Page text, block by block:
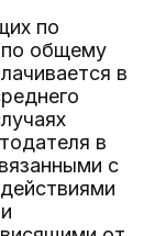
по
общему
в
в
с